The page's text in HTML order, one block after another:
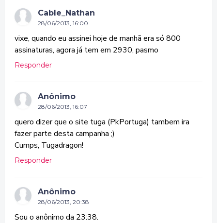
Cable_Nathan
28/06/2013, 16:00
vixe, quando eu assinei hoje de manhã era só 800
assinaturas, agora já tem em 2930, pasmo
Responder
Anônimo
28/06/2013, 16:07
quero dizer que o site tuga (PkPortuga) tambem ira
fazer parte desta campanha ;)
Cumps, Tugadragon!
Responder
Anônimo
28/06/2013, 20:38
Sou o anônimo da 23:38.